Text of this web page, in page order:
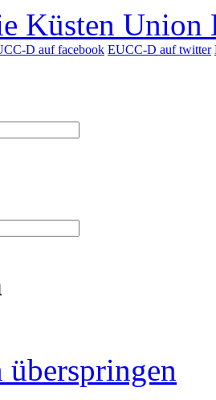
Küsten Union
D auf facebook EUCC-D auf twitter